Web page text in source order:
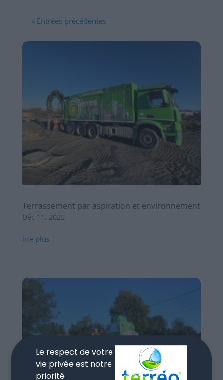
Le respect de votre
vie privée est notre
priorité
« Entrées précédentes
Terrassement par aspiration et environnement
Déc 11, 2025
lire plus